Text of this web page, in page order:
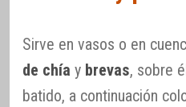
Sirve en vasos o en
de chía y brevas, sobre
batido, a continuación